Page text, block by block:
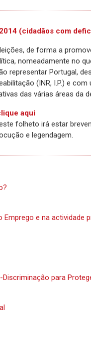
(cidadãos com
de forma a
nomeadamente no
representar Portugal,
(INR, I.P.) e
das várias áreas da
aqui
folheto irá estar
e legendagem.
Emprego e na actividade
para